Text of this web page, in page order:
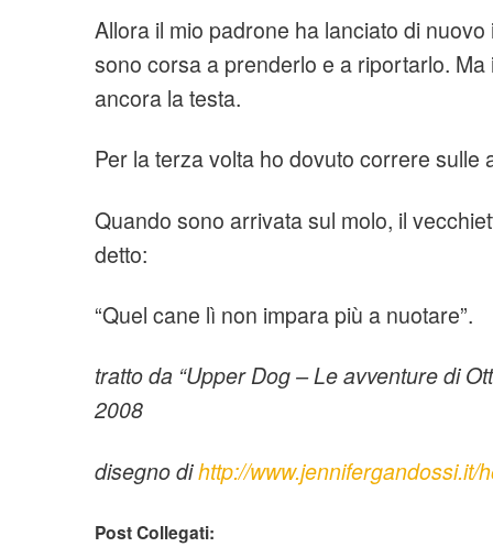
Allora il mio padrone ha lanciato di
sono corsa a prenderlo e a riportarlo.
ancora la testa.
Per la terza volta ho dovuto correre sulle
Quando sono arrivata sul molo, il
detto:
“Quel cane lì non impara più a nuotare”.
tratto da “Upper Dog – Le avventure di
2008
disegno dihttp://www.jennifergandossi.it/
Post Collegati: